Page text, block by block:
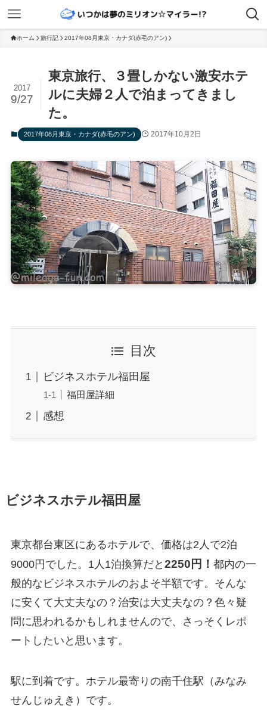
ホーム 旅行記 2017年08月東京・カナダ(赤毛のアン)
東京旅行、３畳しかない激安ホテ
ルに夫婦２人で泊まってきまし
た。
2017
9/27
2017年08月東京・カナダ(赤毛のアン) 2017年10月2日
目次
ビジネスホテル福田屋
福田屋詳細
感想
ビジネスホテル福田屋
東京都台東区にあるホテルで、価格は2人で2泊
9000円でした。1人1泊換算だと 2250円！ 都内の一
般的なビジネスホテルのおよそ半額です。そんな
に安くて大丈夫なの？治安は大丈夫なの？色々疑
問に思われるかもしれませんので、さっそくレポ
ートしたいと思います。
駅に到着です。ホテル最寄りの南千住駅（みなみ
せんじゅえき）です。